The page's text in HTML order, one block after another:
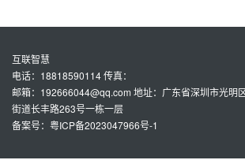
互联智慧
电话：18818590114 传真：
邮箱：192666044@qq.com 地址：广东省深圳市光明
街道长丰路263号一栋一层
备案号：粤ICP备2023047966号-1